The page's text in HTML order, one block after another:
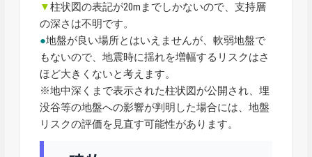
▼柱状図の表記が20mまでしかないので、支持層
の深さは不明です。
●地盤が良い場所とはいえませんが、軟弱地盤で
もないので、地震時に揺れを増幅するリスクはさ
ほど大きくないと考えます。
※地中深くまで表示された柱状図が公開され、埋
没谷等の地盤への影響が判明した場合には、地盤
リスクの評価を見直す可能性があります。